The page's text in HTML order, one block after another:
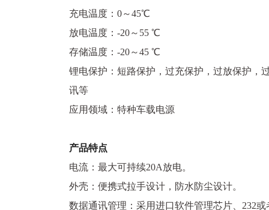
充电温度：0～45℃
放电温度：-20～55 ℃
存储温度：-20～45 ℃
锂电保护：短路保护，过充保护，过放保护，
讯等
应用领域：特种车载电源
产品特点
电流：最大可持续20A放电。
外壳：便携式拉手设计，防水防尘设计。
数据通讯管理：采用进口软件管理芯片、232